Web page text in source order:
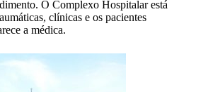
O Complexo Hospitalar está
clínicas e os pacientes
a médica.